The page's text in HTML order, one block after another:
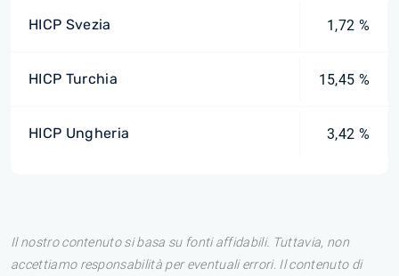
HICP Svezia 1,72 %
HICP Turchia 15,45 %
HICP Ungheria 3,42 %
Il nostro contenuto si basa su fonti affidabili. Tuttavia, non
accettiamo responsabilità per eventuali errori. Il contenuto di